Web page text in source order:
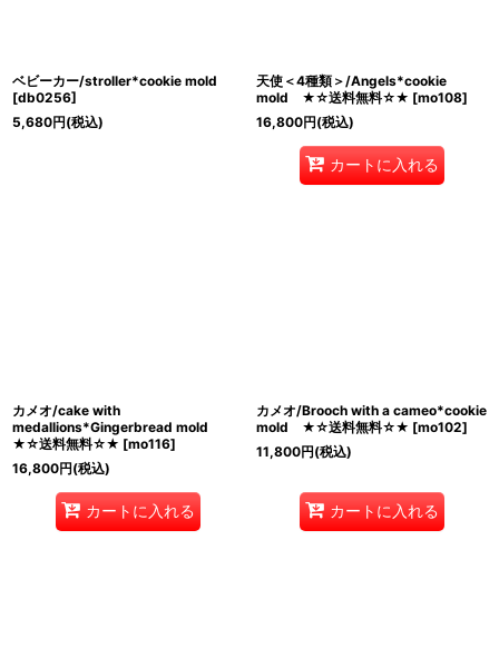
ベビーカー/stroller*cookie mold
[db0256]
5,680円(税込)
天使＜4種類＞/Angels*cookie
mold ★☆送料無料☆★ [mo108]
16,800円(税込)
カートに入れる
カメオ/cake with
medallions*Gingerbread mold
★☆送料無料☆★ [mo116]
16,800円(税込)
カートに入れる
カメオ/Brooch with a cameo*cookie
mold ★☆送料無料☆★ [mo102]
11,800円(税込)
カートに入れる